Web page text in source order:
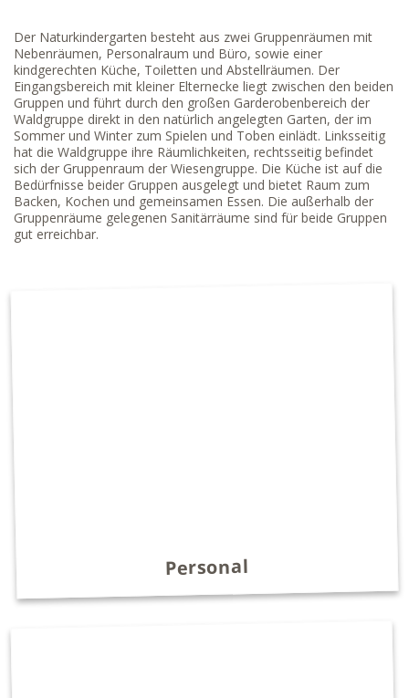
Der Naturkindergarten besteht aus zwei Gruppenräumen mit
Nebenräumen, Personalraum und Büro, sowie einer
kindgerechten Küche, Toiletten und Abstellräumen. Der
Eingangsbereich mit kleiner Elternecke liegt zwischen den beiden
Gruppen und führt durch den großen Garderobenbereich der
Waldgruppe direkt in den natürlich angelegten Garten, der im
Sommer und Winter zum Spielen und Toben einlädt. Linksseitig
hat die Waldgruppe ihre Räumlichkeiten, rechtsseitig befindet
sich der Gruppenraum der Wiesengruppe. Die Küche ist auf die
Bedürfnisse beider Gruppen ausgelegt und bietet Raum zum
Backen, Kochen und gemeinsamen Essen. Die außerhalb der
Gruppenräume gelegenen Sanitärräume sind für beide Gruppen
gut erreichbar.
Personal